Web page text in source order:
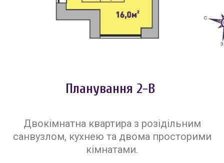
Планування 2-В
Двокімнатна квартира з розідільним
санвузлом, кухнею та двома просторими
кімнатами.